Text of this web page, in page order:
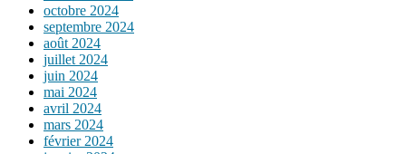
octobre 2024
septembre 2024
août 2024
juillet 2024
juin 2024
mai 2024
avril 2024
mars 2024
février 2024